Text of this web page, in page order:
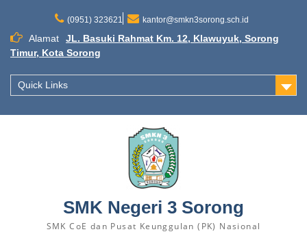
content
(0951) 323621 kantor@smkn3sorong.sch.id
Alamat
JL. Basuki Rahmat Km. 12, Klawuyuk, Sorong
Timur, Kota Sorong
Quick Links
SMK Negeri 3 Sorong
SMK CoE dan Pusat Keunggulan (PK) Nasional